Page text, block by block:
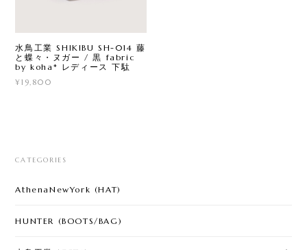
水鳥工業 SHIKIBU SH-014 藤
と蝶々・ヌガー / 黒 fabric
by koha* レディース 下駄
¥19,800
CATEGORIES
AthenaNewYork (HAT)
HUNTER (BOOTS/BAG)